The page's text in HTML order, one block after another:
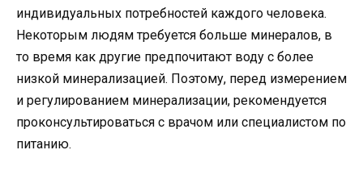
индивидуальных потребностей каждого человека.
Некоторым людям требуется больше минералов, в
то время как другие предпочитают воду с более
низкой минерализацией. Поэтому, перед измерением
и регулированием минерализации, рекомендуется
проконсультироваться с врачом или специалистом по
питанию.